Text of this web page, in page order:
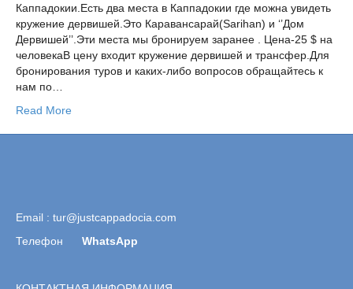
Каппадокии.Есть два места в Каппадокии где можна увидеть
кружение дервишей.Это Каравансарай(Sarihan) и ‘’Дом
Дервишей’’.Эти места мы бронируем заранее . Цена-25 $ на
человекаВ цену входит кружение дервишей и трансфер.Для
бронирования туров и каких-либо вопросов обращайтесь к
нам по…
Read More
Email : tur@justcappadocia.com
Телефон
WhatsApp